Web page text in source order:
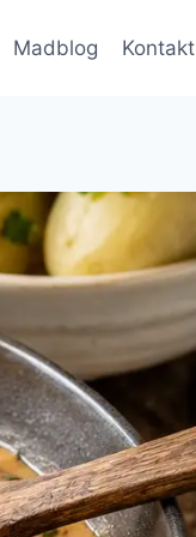
Madblog Kontakt